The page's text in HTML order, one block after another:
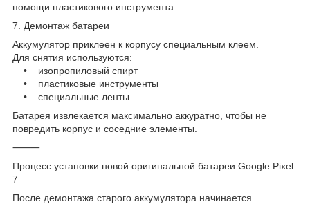
помощи пластикового инструмента.
7. Демонтаж батареи
Аккумулятор приклеен к корпусу специальным клеем.
Для снятия используются:
• изопропиловый спирт
• пластиковые инструменты
• специальные ленты
Батарея извлекается максимально аккуратно, чтобы не
повредить корпус и соседние элементы.
⸻
Процесс установки новой оригинальной батареи Google Pixel
7
После демонтажа старого аккумулятора начинается